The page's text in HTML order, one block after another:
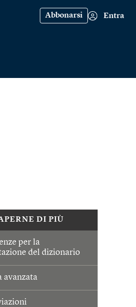
Abbonarsi Entra
DI PIÙ
per la
del dizionario
avanzata